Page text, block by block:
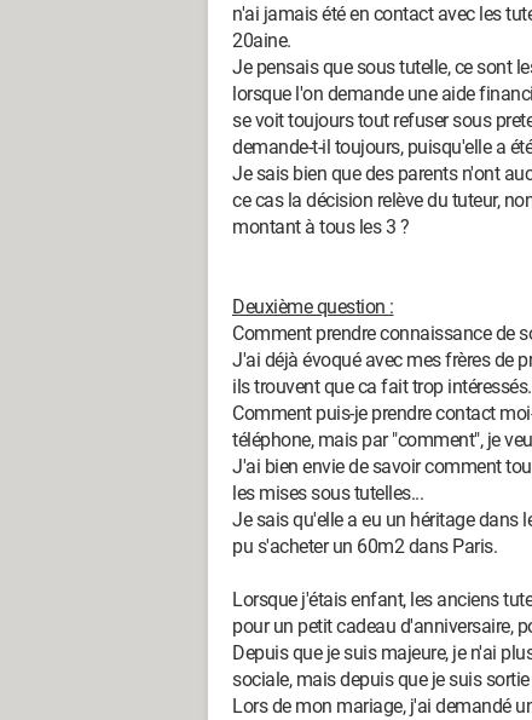
n'ai jamais été en contact avec les
20aine.
Je pensais que sous tutelle, ce sont
lorsque l'on demande une aide
se voit toujours tout refuser sous
demande-t-il toujours, puisqu'elle a
Je sais bien que des parents n'ont
ce cas la décision relève du tuteur,
montant à tous les 3 ?
Deuxième question :
Comment prendre connaissance de
J'ai déjà évoqué avec mes frères de
ils trouvent que ca fait trop intéressés.
Comment puis-je prendre contact
téléphone, mais par "comment", je
J'ai bien envie de savoir comment
les mises sous tutelles...
Je sais qu'elle a eu un héritage dans
pu s'acheter un 60m2 dans Paris.
Lorsque j'étais enfant, les anciens
pour un petit cadeau d'anniversaire,
Depuis que je suis majeure, je n'ai
sociale, mais depuis que je suis
Lors de mon mariage, j'ai demandé